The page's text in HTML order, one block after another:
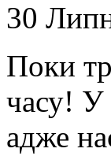
30
Поки
часу! У
адже